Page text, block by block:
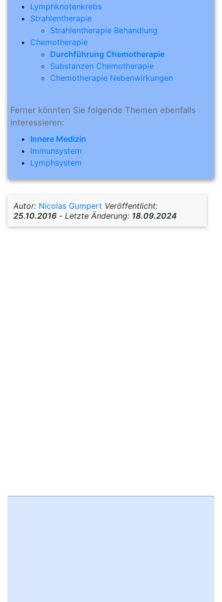
Lymphknotenkrebs
Strahlentherapie
Strahlentherapie Behandlung
Chemotherapie
Durchführung Chemotherapie
Substanzen Chemotherapie
Chemotherapie Nebenwirkungen
Ferner könnten Sie folgende Themen ebenfalls
interessieren:
Innere Medizin
Immunsystem
Lymphsystem
Autor: Nicolas Gumpert Veröffentlicht:
25.10.2016 - Letzte Änderung: 18.09.2024